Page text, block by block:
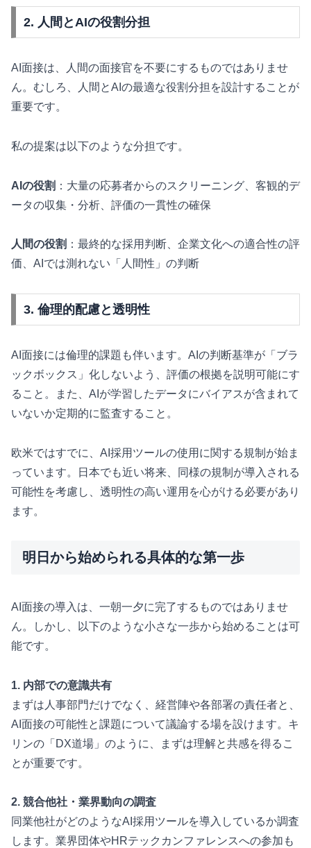
2. 人間とAIの役割分担
AI面接は、人間の面接官を不要にするものではありませ
ん。むしろ、人間とAIの最適な役割分担を設計することが
重要です。
私の提案は以下のような分担です。
AIの役割 ：大量の応募者からのスクリーニング、客観的デ
ータの収集・分析、評価の一貫性の確保
人間の役割 ：最終的な採用判断、企業文化への適合性の評
価、AIでは測れない「人間性」の判断
3. 倫理的配慮と透明性
AI面接には倫理的課題も伴います。AIの判断基準が「ブラ
ックボックス」化しないよう、評価の根拠を説明可能にす
ること。また、AIが学習したデータにバイアスが含まれて
いないか定期的に監査すること。
欧米ではすでに、AI採用ツールの使用に関する規制が始ま
っています。日本でも近い将来、同様の規制が導入される
可能性を考慮し、透明性の高い運用を心がける必要があり
ます。
明日から始められる具体的な第一歩
AI面接の導入は、一朝一夕に完了するものではありませ
ん。しかし、以下のような小さな一歩から始めることは可
能です。
1. 内部での意識共有
まずは人事部門だけでなく、経営陣や各部署の責任者と、
AI面接の可能性と課題について議論する場を設けます。キ
リンの「DX道場」のように、まずは理解と共感を得るこ
とが重要です。
2. 競合他社・業界動向の調査
同業他社がどのようなAI採用ツールを導入しているか調査
します。業界団体やHRテックカンファレンスへの参加も